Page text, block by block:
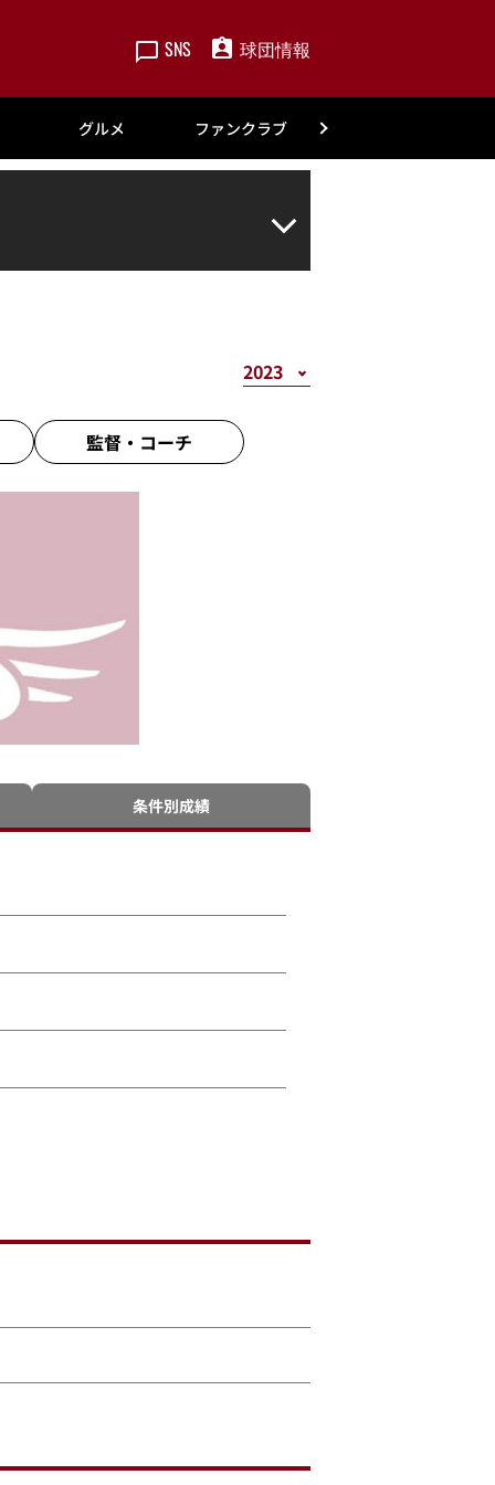
SNS 球団情報
グルメ ファンクラブ
監督・ コーチ
条件別成績